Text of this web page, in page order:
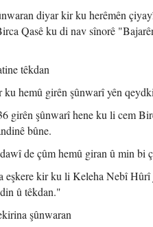
diyar kir ku herêmên
Qasê ku di nav sînorê
têkdan
hemû girên şûnwarî yên
girên şûnwarî hene ku li cem
bûne.
de çûm hemû giran û min
kir ku li Keleha Nebî
û têkdan."
şûnwaran